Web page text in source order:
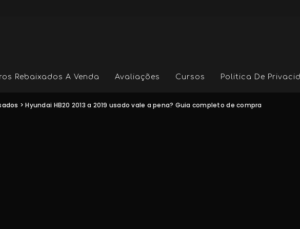
Rebaixados A Venda Avaliações Cursos Politica De
>Hyundai HB20 2013 a 2019 usado vale a pena? Guia completo de compra